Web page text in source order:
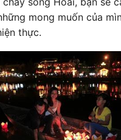
mong muốn của
thực.